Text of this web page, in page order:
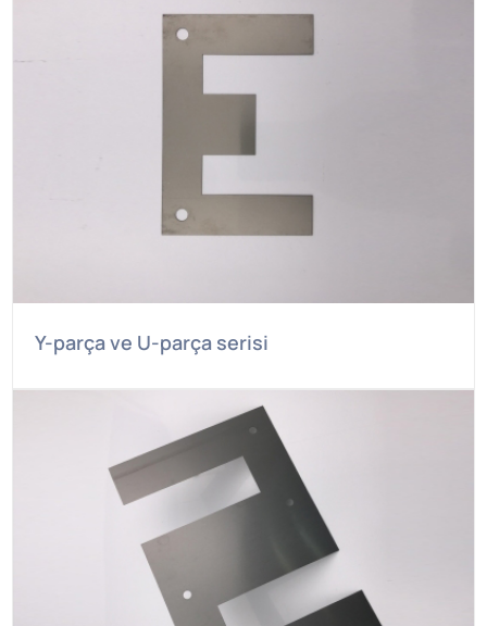
Y-parça ve U-parça serisi